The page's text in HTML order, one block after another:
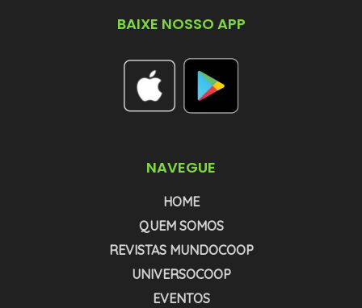
BAIXE NOSSO APP
NAVEGUE
HOME
QUEM SOMOS
REVISTAS MUNDOCOOP
UNIVERSOCOOP
EVENTOS